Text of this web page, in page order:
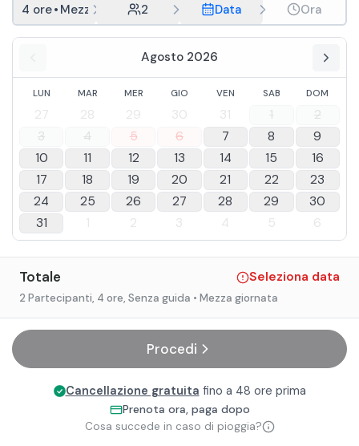
4 ore• Mezza giornata
2 Data Ora
Agosto 2026
LUN MAR MER GIO VEN SAB DOM
27 28 29 30 31 1
2
3
4 5 6 7 8
9
10
11 12 13 14 15
16
17
18 19 20 21 22
23
24
25 26 27 28 29
30
31
1 2 3 4 5 6
Totale Seleziona data
2 Partecipanti, 4 ore, Senza guida • Mezza giornata
Procedi
Cancellazione gratuita fino a 48 ore prima
Prenota ora, paga dopo
Cosa succede in caso di pioggia?